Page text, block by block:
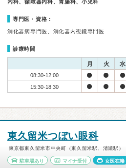
内科、循環器内科、胃腸科、小児科
専門医・資格：
消化器病専門医、消化器内視鏡専門医
診療時間
月 火 水
08:30-12:00
15:30-18:30
東久留米つぼい眼科
東京都東久留米市中央町（東久留米駅、清瀬駅）
駐車場あり マイナ受付 女医在籍